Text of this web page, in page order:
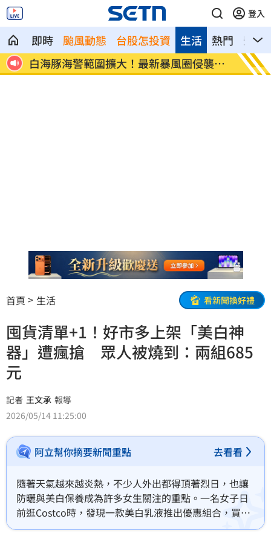
登入
即時 颱風動態 台股怎投資 熱門 影音
生活
！ 白海豚海警範圍擴大！最新暴風圈侵襲率
曝
慈濟
鍋
首頁 生活 看新聞換好禮
囤貨清單+1！好市多上架「美白神
器」遭瘋搶 眾人被燒到：兩組685
元
記者 王文承 報導
2026/05/14 11:25:00
阿立幫你摘要新聞重點 去看看
隨著天氣越來越炎熱，不少人外出都得頂著烈日，也讓
防曬與美白保養成為許多女生關注的重點。一名女子日
前逛Costco時，發現一款美白乳液推出優惠組合，買回
家試用後大讚質地清爽、不黏膩，還帶有淡淡花香，不